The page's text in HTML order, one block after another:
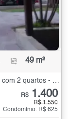
49 m²
Apartamento para Alugar na Freguesia do Ó com 2 quartos - 49 m²
R$ 1.400
R$ 1.550
Condomínio: R$ 625